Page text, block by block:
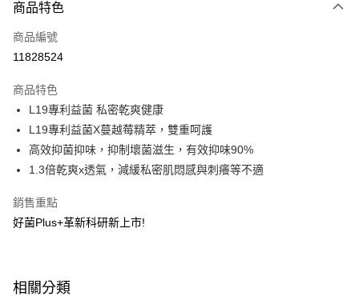
超商取貨付款
LINE Pay
街口支付
悠遊付
Google Pay
相關說明
【關於「AFTEE先享後付」】
２．便利：只要手機號碼，簡訊認證，即可結帳。
商品特色
商品編號
11828524
商品特色
L19專利益菌 私密乾爽健康
L19專利益菌X蔓越莓精萃，雙重呵護
高效抑菌抑味，抑制壞菌滋生，有效抑味90%
1.3倍乾爽x透氣，減緩私密肌悶感與刺癢等不適
銷售重點
好菌Plus+革新科研新上市!
相關分類